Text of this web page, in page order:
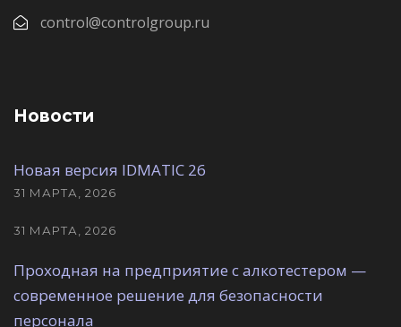
control@controlgroup.ru
Новости
Новая версия IDMATIC 26
31 МАРТА, 2026
31 МАРТА, 2026
Проходная на предприятие с алкотестером —
современное решение для безопасности
персонала